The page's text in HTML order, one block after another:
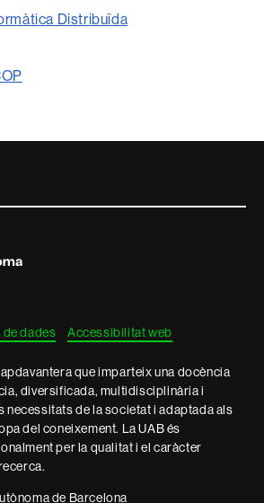
Distribuïda
dades Accessibilitat web
que imparteix una docència
diversificada, multidisciplinària i
necessitats de la societat i adaptada als
del coneixement. La UAB és
per la qualitat i el caràcter
de Barcelona